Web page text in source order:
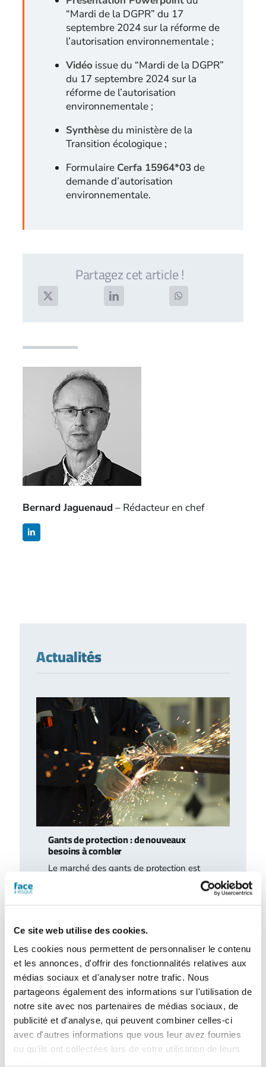
Ce site web utilise des cookies.
Les cookies nous permettent de personnaliser le contenu
et les annonces, d'offrir des fonctionnalités relatives aux
médias sociaux et d'analyser notre trafic. Nous
partageons également des informations sur l'utilisation de
notre site avec nos partenaires de médias sociaux, de
publicité et d'analyse, qui peuvent combiner celles-ci
avec d'autres informations que vous leur avez fournies
ou qu'ils ont collectées lors de votre utilisation de leurs
“Mardi de la DGPR” du 17
septembre 2024 sur la réforme de
l’autorisation environnementale ;
Vidéo issue du “Mardi de la DGPR”
du 17 septembre 2024 sur la
réforme de l’autorisation
environnementale ;
Synthèsedu ministère de la
Transition écologique ;
Formulaire Cerfa 15964*03de
demande d’autorisation
environnementale.
Partagez cet article !
Bernard Jaguenaud – Rédacteur en chef
Actualités
Gants de protection : de nouveaux
besoins à combler
Le marché des gants de protection est
marqué par d’importantes évolutions, tant
L’extinction automatique par sprinkleur à